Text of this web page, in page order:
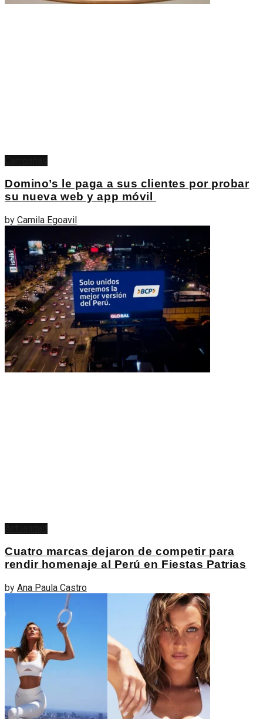
Domino’s le paga a sus clientes por probar
su nueva web y app móvil
by Camila Egoavil
Cuatro marcas dejaron de competir para
rendir homenaje al Perú en Fiestas Patrias
by Ana Paula Castro